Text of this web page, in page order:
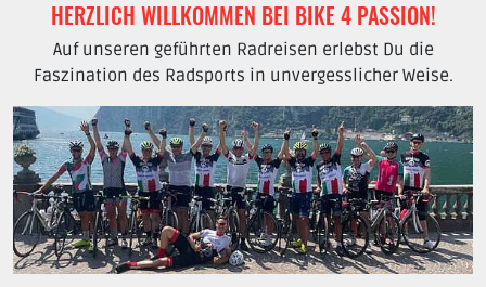
HERZLICH WILLKOMMEN BEI BIKE 4 PASSION!
Auf unseren geführten Radreisen erlebst Du die
Faszination des Radsports in unvergesslicher Weise.